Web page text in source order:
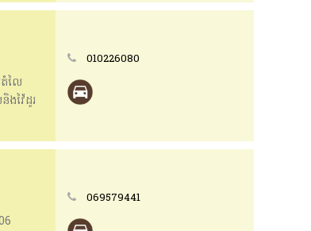
លៃ
វ៉ៃដូរ
010226080
069579441